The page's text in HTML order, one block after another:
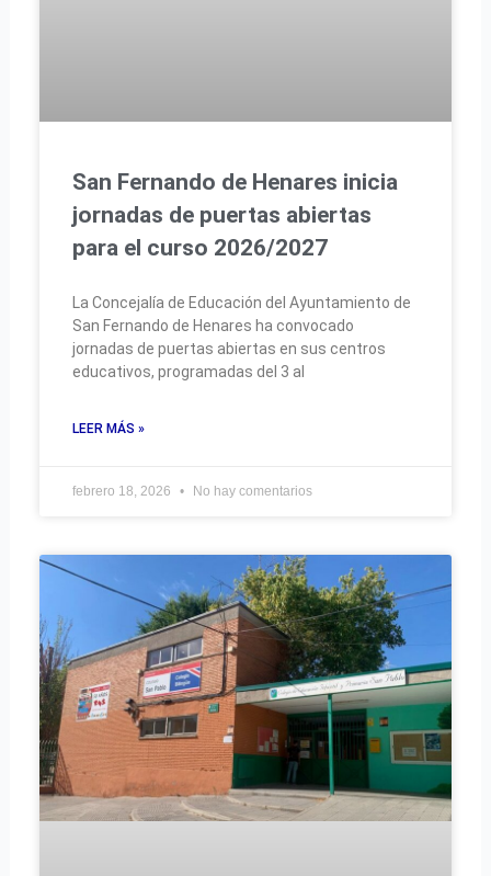
San Fernando de Henares inicia
jornadas de puertas abiertas
para el curso 2026/2027
La Concejalía de Educación del Ayuntamiento de
San Fernando de Henares ha convocado
jornadas de puertas abiertas en sus centros
educativos, programadas del 3 al
LEER MÁS »
febrero 18, 2026 No hay comentarios